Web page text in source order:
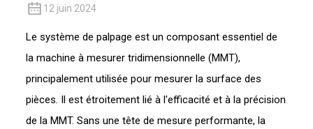
12 juin 2024
Le système de palpage est un composant essentiel de
la machine à mesurer tridimensionnelle (MMT),
principalement utilisée pour mesurer la surface des
pièces. Il est étroitement lié à l'efficacité et à la précision
de la MMT. Sans une tête de mesure performante, la